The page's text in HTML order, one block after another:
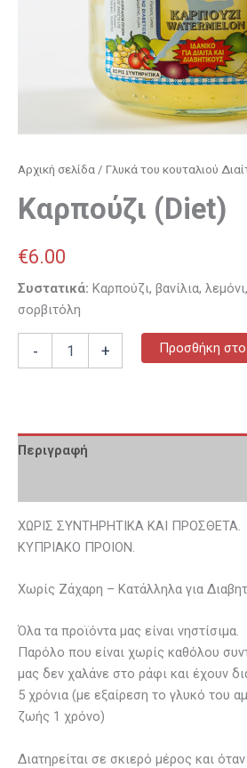
Αρχική σελίδα / Γλυκά του κουταλιού
Καρπούζι (Diet)
€6.00
Συστατικά: Καρπούζι, βανίλια,
σορβιτόλη
- + Προσθήκη στο
Περιγραφή
ΧΩΡΙΣ ΣΥΝΤΗΡΗΤΙΚΑ ΚΑΙ ΠΡΟΣΘΕΤΑ.
ΚΥΠΡΙΑΚΟ ΠΡΟΙΟΝ.
Χωρίς Ζάχαρη – Κατάλληλα για
Όλα τα προϊόντα μας είναι νηστίσιμα.
Παρόλο που είναι χωρίς καθόλου
μας δεν χαλάνε στο ράφι και έχουν
5 χρόνια (με εξαίρεση το γλυκό του
ζωής 1 χρόνο)
Διατηρείται σε σκιερό μέρος και όταν